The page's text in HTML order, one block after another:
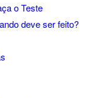
o Teste
deve ser feito?